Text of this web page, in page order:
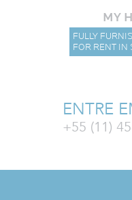
MY
FULLY
FOR RENT IN
ENTRE
+55 (11)